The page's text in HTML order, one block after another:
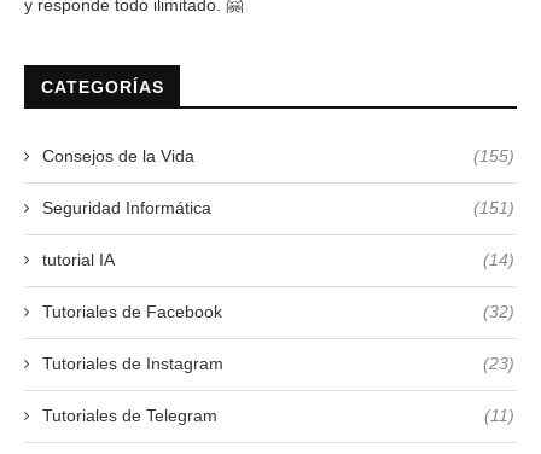
y responde todo ilimitado. 🤗
CATEGORÍAS
Consejos de la Vida (155)
Seguridad Informática (151)
tutorial IA (14)
Tutoriales de Facebook (32)
Tutoriales de Instagram (23)
Tutoriales de Telegram (11)